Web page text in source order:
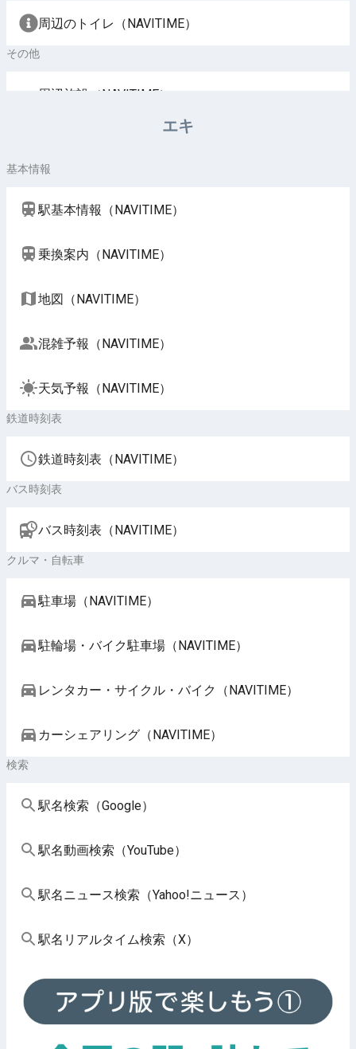
周辺のトイレ（NAVITIME）
その他
周辺施設（NAVITIME）
エキ
基本情報
駅基本情報（NAVITIME）
乗換案内（NAVITIME）
地図（NAVITIME）
混雑予報（NAVITIME）
天気予報（NAVITIME）
鉄道時刻表
鉄道時刻表（NAVITIME）
バス時刻表
バス時刻表（NAVITIME）
クルマ・自転車
駐車場（NAVITIME）
駐輪場・バイク駐車場（NAVITIME）
レンタカー・サイクル・バイク（NAVITIME）
カーシェアリング（NAVITIME）
検索
駅名検索（Google）
駅名動画検索（YouTube）
駅名ニュース検索（Yahoo!ニュース）
駅名リアルタイム検索（X）